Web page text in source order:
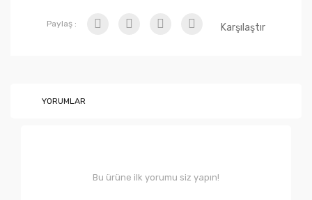
Paylaş : Karşılaştır
YORUMLAR
Bu ürüne ilk yorumu siz yapın!